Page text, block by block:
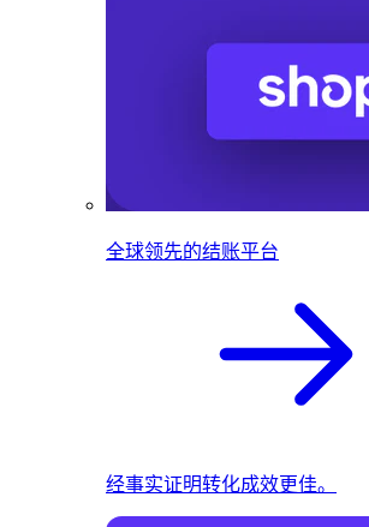
全球领先的结账平台
经事实证明转化成效更佳。